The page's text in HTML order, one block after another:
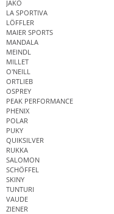
JAKO
LA SPORTIVA
LÖFFLER
MAIER SPORTS
MANDALA
MEINDL
MILLET
O'NEILL
ORTLIEB
OSPREY
PEAK PERFORMANCE
PHENIX
POLAR
PUKY
QUIKSILVER
RUKKA
SALOMON
SCHÖFFEL
SKINY
TUNTURI
VAUDE
ZIENER